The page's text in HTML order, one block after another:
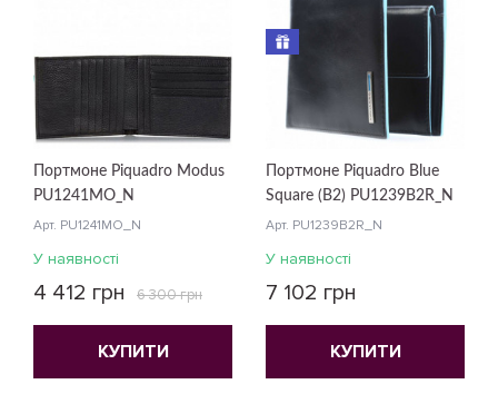
Портмоне Piquadro Modus
PU1241MO_N
Арт. PU1241MO_N
У наявності
4 412 грн 6 300 грн
КУПИТИ
Портмоне Piquadro Blue
Square (B2) PU1239B2R_N
Арт. PU1239B2R_N
У наявності
7 102 грн
КУПИТИ